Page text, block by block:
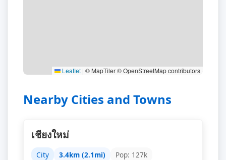
Leaflet | © MapTiler © OpenStreetMap contributors
Nearby Cities and Towns
เชียงใหม่
City 3.4km (2.1mi)
Pop: 127k